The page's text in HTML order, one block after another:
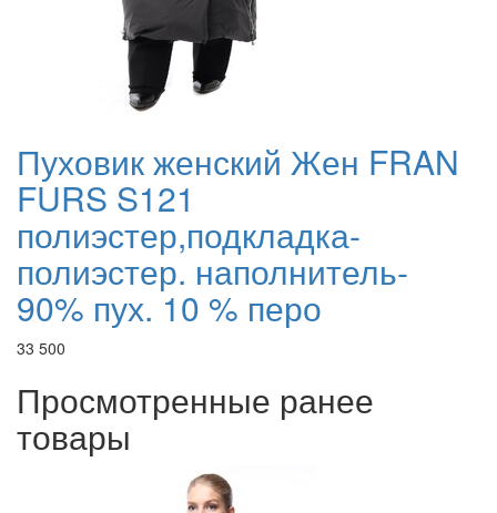
Пуховик женский Жен FRAN
FURS S121
полиэстер,подкладка-
полиэстер. наполнитель-
90% пух. 10 % перо
33 500
Просмотренные ранее
товары